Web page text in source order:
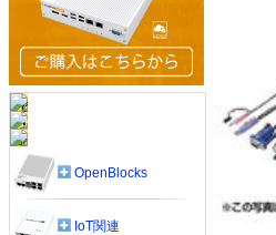
OpenBlocks
IoT関連